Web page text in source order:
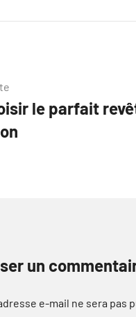
le parfait
un
e-mail ne sera pas